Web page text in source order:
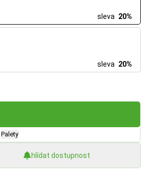
sleva 20%
sleva 20%
Palety
hlídat dostupnost